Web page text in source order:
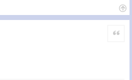
Citar